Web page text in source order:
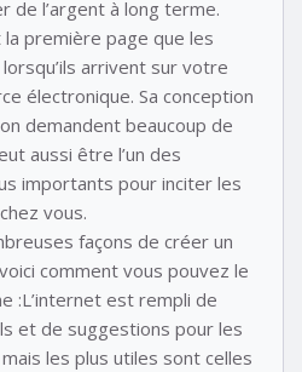
de l’argent à long terme.
première page que les
arrivent sur votre
électronique. Sa conception
demandent beaucoup de
aussi être l’un des
importants pour inciter les
vous.
façons de créer un
comment vous pouvez le
:L’internet est rempli de
et de suggestions pour les
les plus utiles sont celles